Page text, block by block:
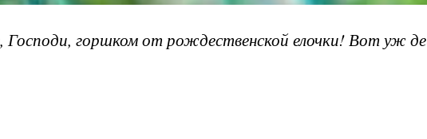
горшком от рождественской елочки! Вот уж